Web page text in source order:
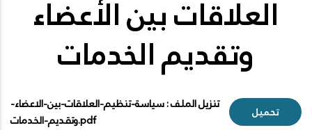
العلاقات بين الأعضاء
وتقديم الخدمات
تنزيل الملف : سياسة-تنظيم-العلاقات-بين-الاعضاء-
وتقديم-الخدمات.pdf
تحميل